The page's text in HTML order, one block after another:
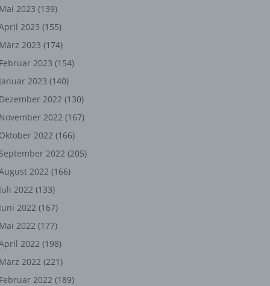
Mai 2023 (139)
2023 (155)
März 2023 (174)
Februar 2023 (154)
Januar 2023 (140)
Dezember 2022 (130)
November 2022 (167)
Oktober 2022 (166)
September 2022 (205)
2022 (166)
Juli 2022 (133)
Juni 2022 (167)
Mai 2022 (177)
2022 (198)
März 2022 (221)
Februar 2022 (189)
oder